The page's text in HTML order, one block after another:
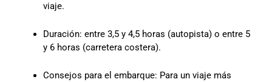
viaje.
Duración: entre 3,5 y 4,5 horas (autopista) o entre 5
y 6 horas (carretera costera).
Consejos para el embarque: Para un viaje más